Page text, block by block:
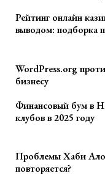
Рейтинг онлайн
выводом: подборка
WordPress.org
бизнесу
Финансовый бум в
клубов в 2025 году
Проблемы Хаби
повторяется?